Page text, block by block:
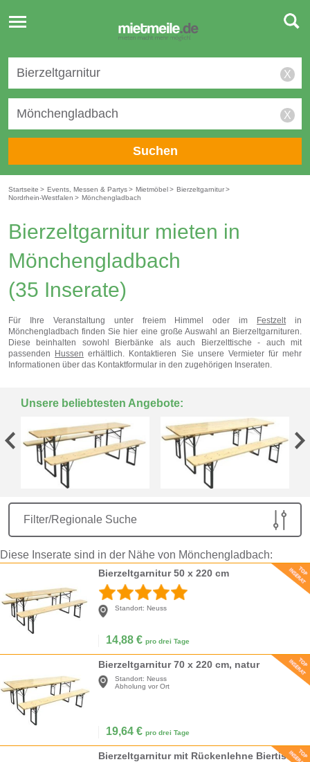
Toggle
navigation
X
X
Suchen
Startseite > Events, Messen & Partys> Mietmöbel> Bierzeltgarnitur>
Nordrhein-Westfalen > Mönchengladbach
Bierzeltgarnitur mieten in
Mönchengladbach
(35 Inserate)
Für Ihre Veranstaltung unter freiem Himmel oder im Festzeltin
Mönchengladbach finden Sie hier eine große Auswahl an Bierzeltgarnituren.
Diese beinhalten sowohl Bierbänke als auch Bierzelttische - auch mit
passenden
Hussen erhältlich. Kontaktieren Sie unsere Vermieter für mehr
Informationen über das Kontaktformular in den zugehörigen Inseraten.
Unsere beliebtesten Angebote:
Filter/Regionale Suche
Diese Inserate sind in der Nähe von Mönchengladbach:
Bierzeltgarnitur 50 x 220 cm
Standort: Neuss
14,88 € pro drei Tage
Bierzeltgarnitur 70 x 220 cm, natur
Standort: Neuss
Abholung vor Ort
19,64 € pro drei Tage
Bierzeltgarnitur mit Rückenlehne Biertisch Esstisch Klapptisch Campingtisch 2 x Bank Rückenlehne